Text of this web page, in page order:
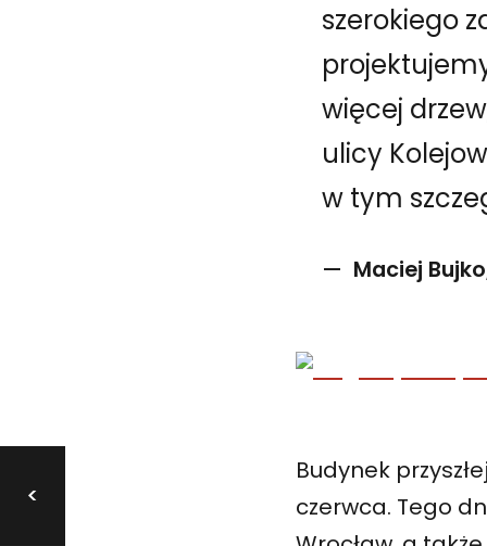
szerokiego
więcej
ulicy
w tym
Maciej
Budynek
czerwca. Tego
<